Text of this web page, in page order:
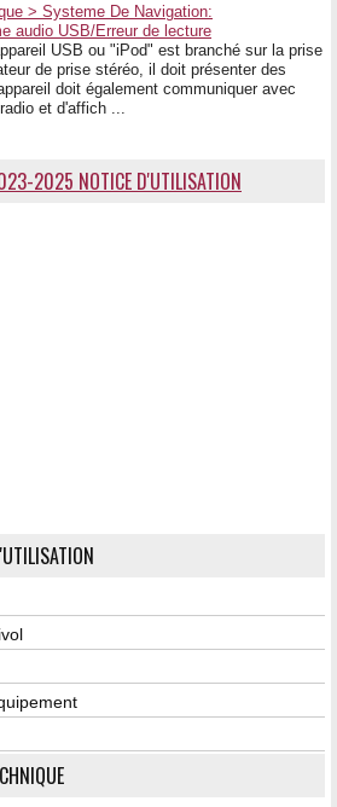
> Systeme De Navigation:
audio USB/Erreur de lecture
USB ou "iPod" est branché sur la prise
de prise stéréo, il doit présenter des
doit également communiquer avec
et d'affich ...
2025 NOTICE D'UTILISATION